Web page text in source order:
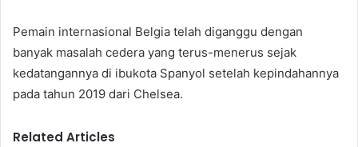
Pemain internasional Belgia telah diganggu dengan
banyak masalah cedera yang terus-menerus sejak
kedatangannya di ibukota Spanyol setelah kepindahannya
pada tahun 2019 dari Chelsea.
Related Articles